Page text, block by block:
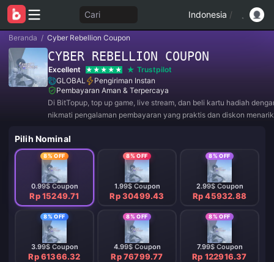
Cari Indonesia /
Beranda / Cyber Rebellion Coupon
CYBER REBELLION COUPON
Excellent
Trustpilot
GLOBAL
Pengiriman Instan
Pembayaran Aman & Terpercaya
Di BitTopup, top up game, live stream, dan beli kartu hadiah
nikmati pengalaman pembayaran yang praktis dan diskon
Pilih Nominal
8% OFF
0.99$ Coupon
Rp 15249.71
8% OFF
1.99$ Coupon
Rp 30499.43
8% OFF
2.99$ Coupon
Rp 45932.88
8% OFF
3.99$ Coupon
Rp 61366.32
8% OFF
4.99$ Coupon
Rp 76799.77
8% OFF
7.99$ Coupon
Rp 122916.37